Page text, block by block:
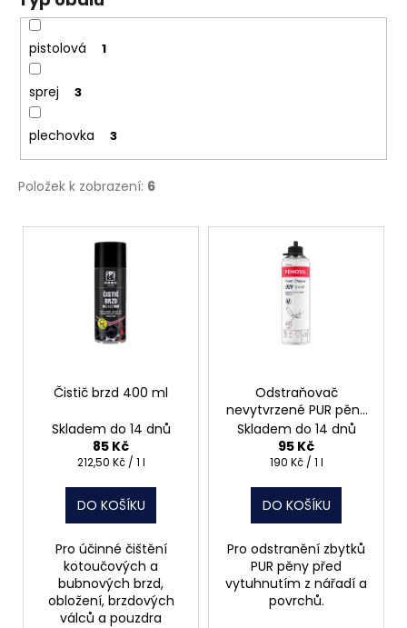
pistolová 1
sprej 3
plechovka 3
Položek k zobrazení: 6
V
Čistič brzd 400 ml
Skladem do 14 dnů
85 Kč
Měrná
212,50 Kč / 1 l
DO KOŠÍKU
Pro účinné čištění
kotoučových a
bubnových brzd,
obložení, brzdových
válců a pouzdra
Odstraňovač
nevytvrzené PUR pěny
500 ml
Skladem do 14 dnů
95 Kč
Měrná
190 Kč / 1 l
DO KOŠÍKU
Pro odstranění zbytků
PUR pěny před
vytuhnutím z nářadí a
povrchů.
u
m
NÝT
S
PRŮMĚR